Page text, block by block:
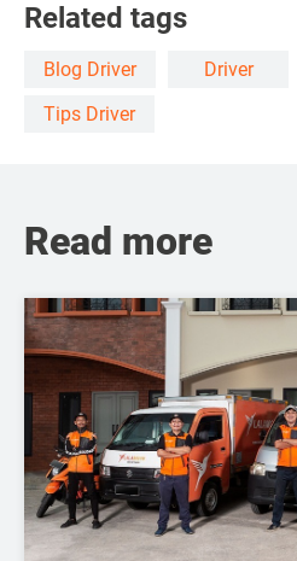
Related tags
Blog Driver Driver
Tips Driver
Read more